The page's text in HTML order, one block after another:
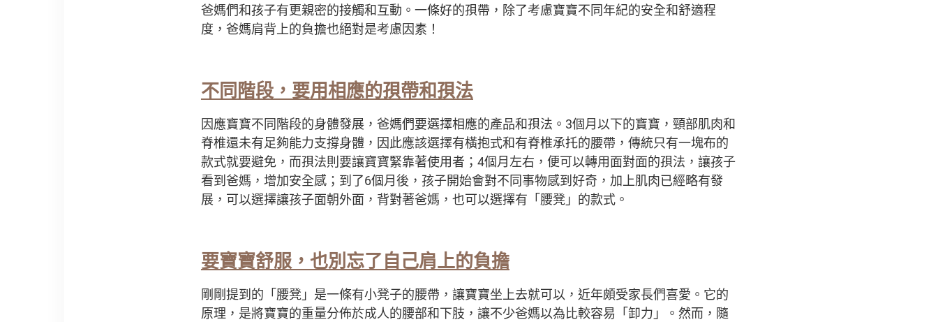
爸媽們和孩子有更親密的接觸和互動。一條好的孭帶，除了考慮寶寶不同年紀的安全和舒適程
度，爸媽肩背上的負擔也絕對是考慮因素！
不同階段，要用相應的孭帶和孭法
因應寶寶不同階段的身體發展，爸媽們要選擇相應的產品和孭法。3個月以下的寶寶，頸部肌肉和
脊椎還未有足夠能力支撐身體，因此應該選擇有橫抱式和有脊椎承托的腰帶，傳統只有一塊布的
款式就要避免，而孭法則要讓寶寶緊靠著使用者；4個月左右，便可以轉用面對面的孭法，讓孩子
看到爸媽，增加安全感；到了6個月後，孩子開始會對不同事物感到好奇，加上肌肉已經略有發
展，可以選擇讓孩子面朝外面，背對著爸媽，也可以選擇有「腰凳」的款式。
要寶寶舒服，也別忘了自己肩上的負擔
剛剛提到的「腰凳」是一條有小凳子的腰帶，讓寶寶坐上去就可以，近年頗受家長們喜愛。它的
原理，是將寶寶的重量分佈於成人的腰部和下肢，讓不少爸媽以為比較容易「卸力」。然而，隨